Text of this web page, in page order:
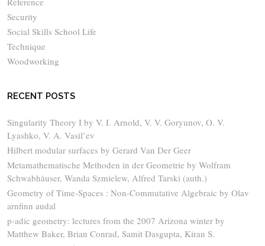
Security
Social Skills School Life
Technique
Woodworking
RECENT POSTS
Singularity Theory I by V. I. Arnold, V. V. Goryunov, O. V.
Lyashko, V. A. Vasil’ev
Hilbert modular surfaces by Gerard Van Der Geer
Metamathematische Methoden in der Geometrie by Wolfram
Schwabhäuser, Wanda Szmielew, Alfred Tarski (auth.)
Geometry of Time-Spaces : Non-Commutative Algebraic by Olav
arnfinn audal
p-adic geometry: lectures from the 2007 Arizona winter by
Matthew Baker, Brian Conrad, Samit Dasgupta, Kiran S.